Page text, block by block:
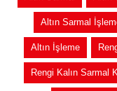
Altın Sarmal
Altın İşleme
Rengi Kalın Sarmal